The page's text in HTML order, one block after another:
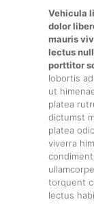
Vehicula
dolor
mauris
lectus
porttitor
lobortis
ut
platea
dictumst
platea
viverra
torquent
lectus